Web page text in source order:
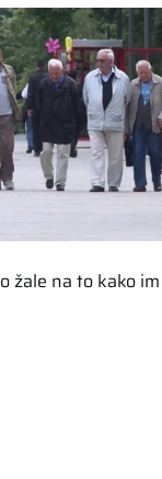
žale na to kako